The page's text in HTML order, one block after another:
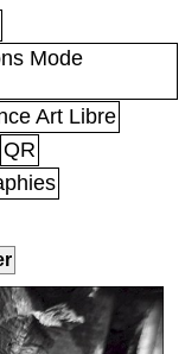
Mode
Art Libre
QR